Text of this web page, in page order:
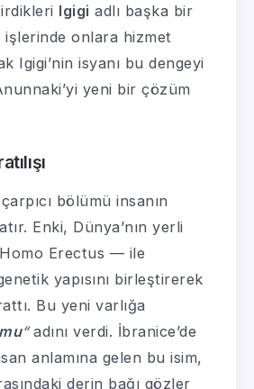
Igigi adlı başka bir
işlerinde onlara hizmet
Igigi’nin isyanı bu dengeyi
yeni bir çözüm
bölümü insanın
Enki, Dünya’nın yerli
Erectus — ile
yapısını birleştirerek
Bu yeni varlığa
“adını verdi. İbranice’de
anlamına gelen bu isim,
derin bağı gözler